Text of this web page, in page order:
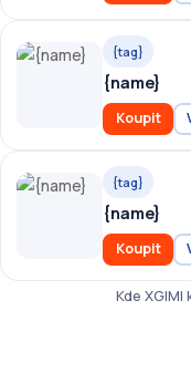
{tag}
{name}
Koupit
{tag}
{name}
Koupit
Kde